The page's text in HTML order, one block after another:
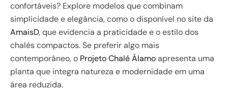
confortáveis? Explore modelos que combinam
simplicidade e elegância, como o disponível no site da
AmaisD, que evidencia a praticidade e o estilo dos
chalés compactos. Se preferir algo mais
contemporâneo, o Projeto Chalé Álamoapresenta uma
planta que integra natureza e modernidade em uma
área reduzida.